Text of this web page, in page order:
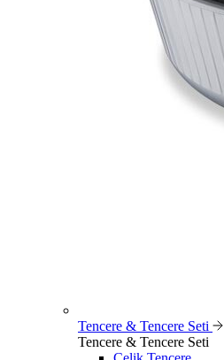
Tencere & Tencere Seti
Tencere & Tencere Seti